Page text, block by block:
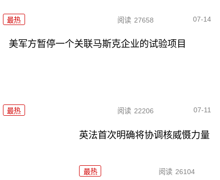
最热 阅读 27658 07-14
美军方暂停一个关联马斯克企业的试验项目
最热 阅读 22206 07-11
英法首次明确将协调核威慑力量
最热 阅读 26104